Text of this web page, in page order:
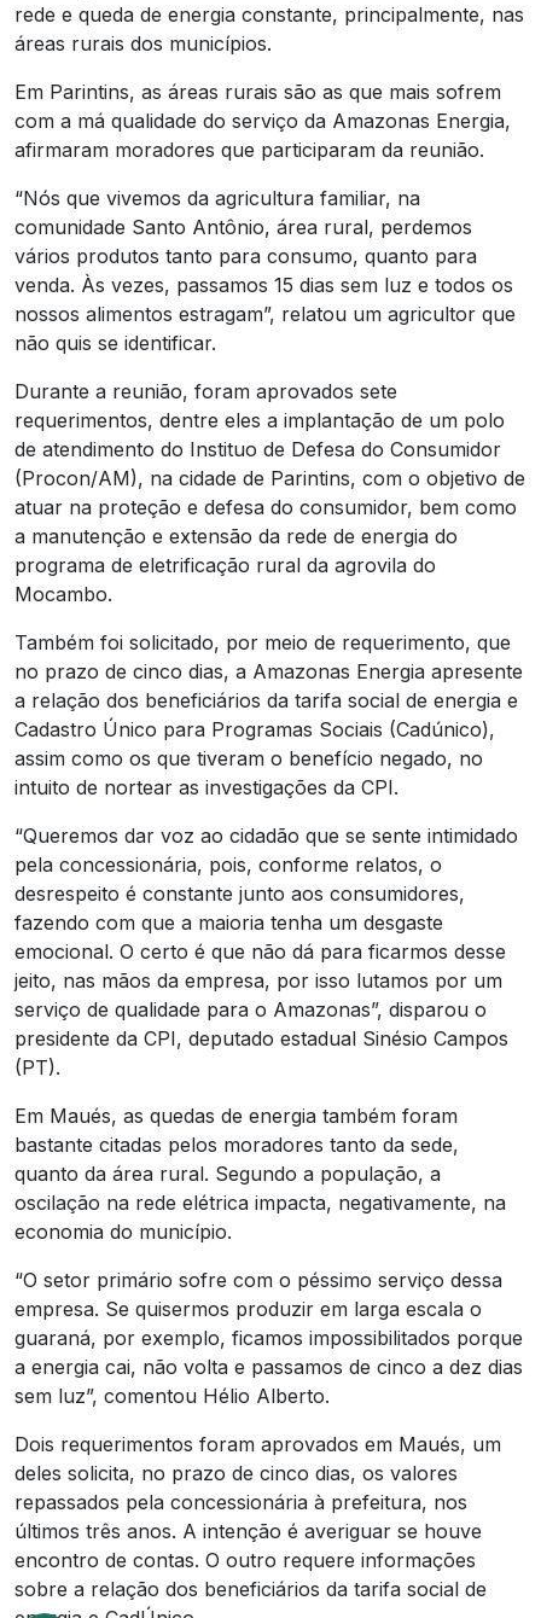
rede e queda de energia constante, principalmente, nas
áreas rurais dos municípios.
Em Parintins, as áreas rurais são as que mais sofrem
com a má qualidade do serviço da Amazonas Energia,
afirmaram moradores que participaram da reunião.
“Nós que vivemos da agricultura familiar, na
comunidade Santo Antônio, área rural, perdemos
vários produtos tanto para consumo, quanto para
venda. Às vezes, passamos 15 dias sem luz e todos os
nossos alimentos estragam”, relatou um agricultor que
não quis se identificar.
Durante a reunião, foram aprovados sete
requerimentos, dentre eles a implantação de um polo
de atendimento do Instituo de Defesa do Consumidor
(Procon/AM), na cidade de Parintins, com o objetivo de
atuar na proteção e defesa do consumidor, bem como
a manutenção e extensão da rede de energia do
programa de eletrificação rural da agrovila do
Mocambo.
Também foi solicitado, por meio de requerimento, que
no prazo de cinco dias, a Amazonas Energia apresente
a relação dos beneficiários da tarifa social de energia e
Cadastro Único para Programas Sociais (Cadúnico),
assim como os que tiveram o benefício negado, no
intuito de nortear as investigações da CPI.
“Queremos dar voz ao cidadão que se sente intimidado
pela concessionária, pois, conforme relatos, o
desrespeito é constante junto aos consumidores,
fazendo com que a maioria tenha um desgaste
emocional. O certo é que não dá para ficarmos desse
jeito, nas mãos da empresa, por isso lutamos por um
serviço de qualidade para o Amazonas”, disparou o
presidente da CPI, deputado estadual Sinésio Campos
(PT).
Em Maués, as quedas de energia também foram
bastante citadas pelos moradores tanto da sede,
quanto da área rural. Segundo a população, a
oscilação na rede elétrica impacta, negativamente, na
economia do município.
“O setor primário sofre com o péssimo serviço dessa
empresa. Se quisermos produzir em larga escala o
guaraná, por exemplo, ficamos impossibilitados porque
a energia cai, não volta e passamos de cinco a dez dias
sem luz”, comentou Hélio Alberto.
Dois requerimentos foram aprovados em Maués, um
deles solicita, no prazo de cinco dias, os valores
repassados pela concessionária à prefeitura, nos
últimos três anos. A intenção é averiguar se houve
encontro de contas. O outro requere informações
sobre a relação dos beneficiários da tarifa social de